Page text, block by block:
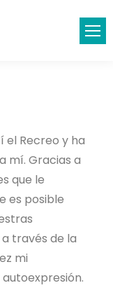
el Recreo y ha
mí. Gracias a
que le
es posible
través de la
mi